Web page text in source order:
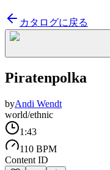
カタログに戻る
Piratenpolka
byAndi Wendt
world/ethnic
1:43
110 BPM
Content ID